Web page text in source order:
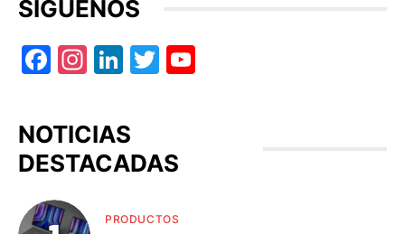
SÍGUENOS
Facebook
Instagram
LinkedIn
Twitter
NOTICIAS
DESTACADAS
PRODUCTOS